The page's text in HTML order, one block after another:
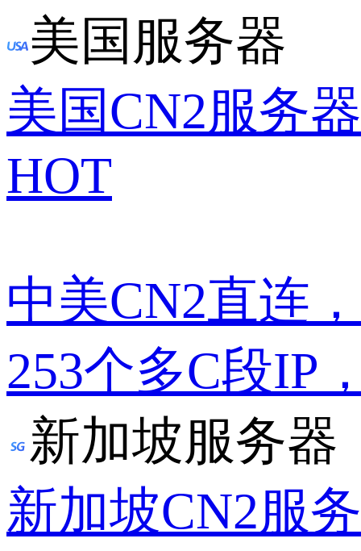
美国服务器
美国CN2服务器
HOT
中美CN2直连
253个多C段IP
新加坡服务器
新加坡CN2服